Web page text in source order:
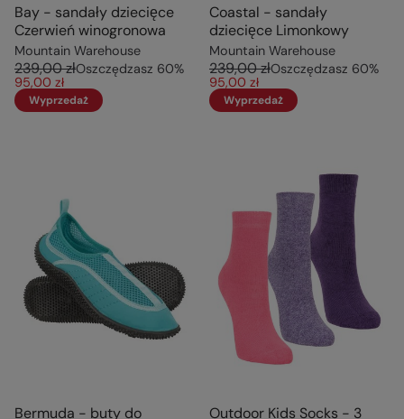
Bay - sandały dziecięce
Czerwień winogronowa
Mountain Warehouse
239,00 złOszczędzasz 60%
95,00 zł
Wyprzedaż
Coastal - sandały
dziecięce Limonkowy
Mountain Warehouse
239,00 złOszczędzasz 60%
95,00 zł
Wyprzedaż
Bermuda - buty do Outdoor Kids Socks - 3